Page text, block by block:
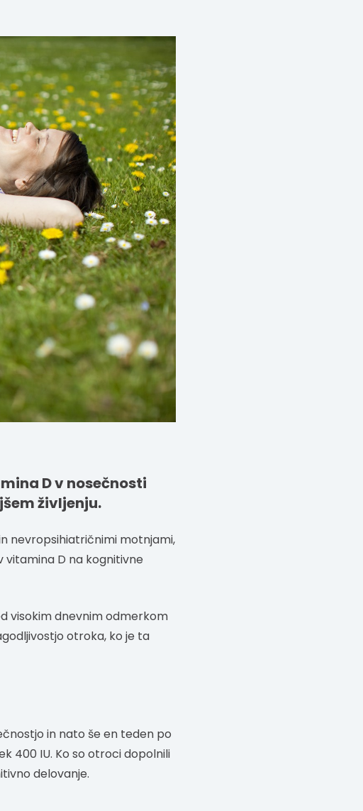
D v nosečnosti
življenju.
nevropsihiatričnimi motnjami,
vitamina D na kognitivne
visokim dnevnim odmerkom
otroka, ko je ta
in nato še en teden po
400 IU. Ko so otroci dopolnili
delovanje.